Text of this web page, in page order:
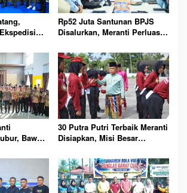
Rp52 Juta Santunan BPJS
Disalurkan, Meranti Perluas
Bawa
30 Putra Putri Terbaik Meranti
Disiapkan, Misi Besar